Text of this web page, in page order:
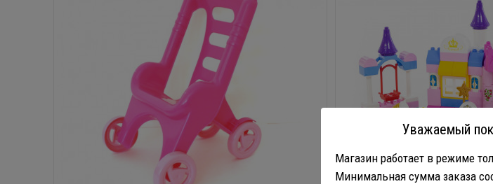
Уважаемый
Магазин работает в режиме
Минимальная сумма заказа